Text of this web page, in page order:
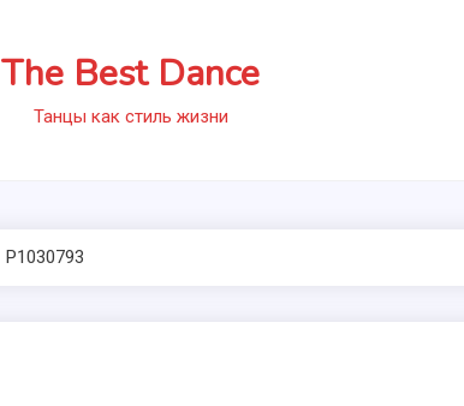
The Best Dance
Танцы как стиль жизни
P1030793